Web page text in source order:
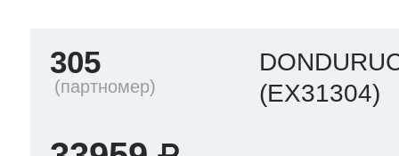
305
(EX31304)